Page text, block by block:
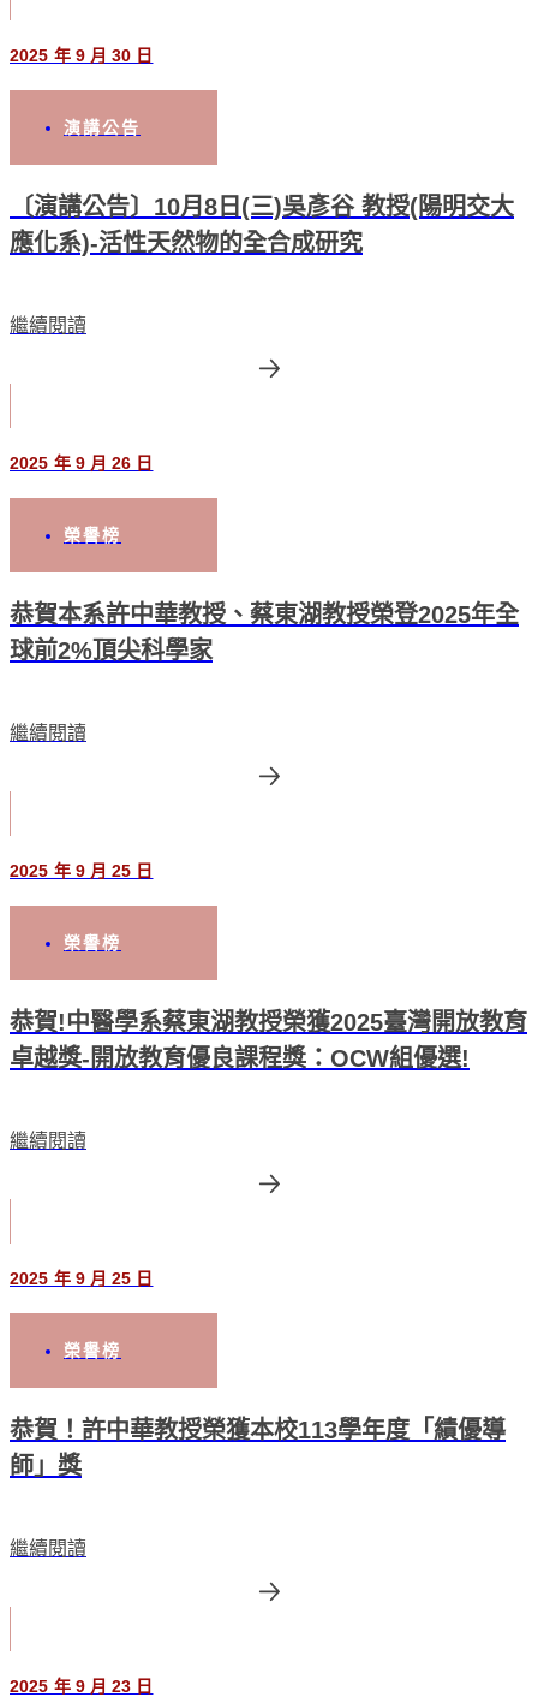
2025 年 9 月 30 日
演講公告
〔演講公告〕10月8日(三)吳彥谷 教授(陽明交大
應化系)-活性天然物的全合成研究
繼續閱讀
2025 年 9 月 26 日
榮譽榜
恭賀本系許中華教授、蔡東湖教授榮登2025年全
球前2%頂尖科學家
繼續閱讀
2025 年 9 月 25 日
榮譽榜
恭賀!中醫學系蔡東湖教授榮獲2025臺灣開放教育
卓越獎-開放教育優良課程獎：OCW組優選!
繼續閱讀
2025 年 9 月 25 日
榮譽榜
恭賀！許中華教授榮獲本校113學年度「績優導
師」獎
繼續閱讀
2025 年 9 月 23 日